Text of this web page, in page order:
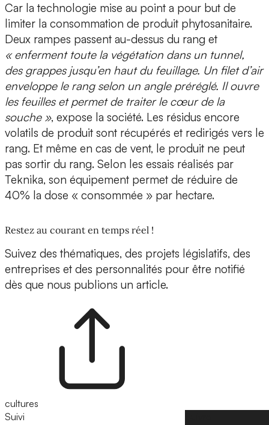
Car la technologie mise au point a pour but de
limiter la consommation de produit phytosanitaire.
Deux rampes passent au-dessus du rang et
« enferment toute la végétation dans un tunnel,
des grappes jusqu’en haut du feuillage. Un filet d’air
enveloppe le rang selon un angle préréglé. Il ouvre
les feuilles et permet de traiter le cœur de la
souche », expose la société. Les résidus encore
volatils de produit sont récupérés et redirigés vers le
rang. Et même en cas de vent, le produit ne peut
pas sortir du rang. Selon les essais réalisés par
Teknika, son équipement permet de réduire de
40% la dose « consommée » par hectare.
Restez au courant en temps réel !
Suivez des thématiques, des projets législatifs, des
entreprises et des personnalités pour être notifié
dès que nous publions un article.
cultures
Suivi